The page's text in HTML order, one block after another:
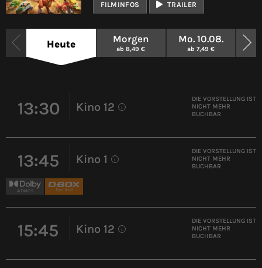
FILMINFOS TRAILER
Heute Morgen
ab 8,49 €
Mo. 10.08.
ab 7,49 €
13:30 Kino 12 i
DIE VORSTELLUNG IST
NICHT MEHR
BUCHBAR
13:45 Kino 1 i
DIE VORSTELLUNG IST
NICHT MEHR
BUCHBAR
15:45 Kino 12 i
DIE VORSTELLUNG IST
NICHT MEHR
BUCHBAR